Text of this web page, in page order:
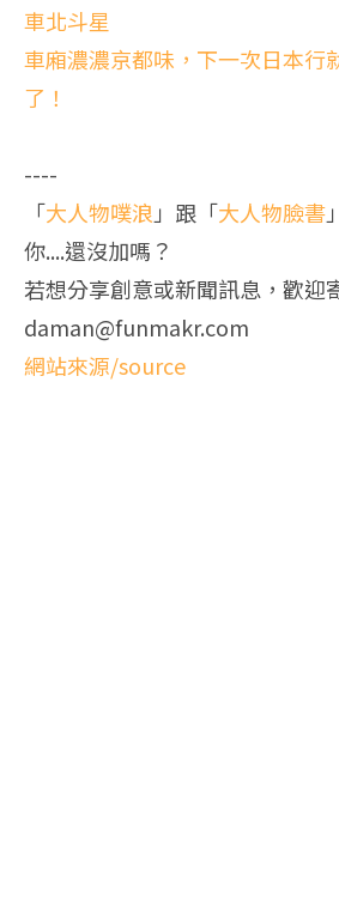
車北斗星
車廂濃濃京都味，下一次日本行
了！
----
「大人物噗浪」跟「大人物臉書
你....還沒加嗎？
若想分享創意或新聞訊息，歡迎
daman@funmakr.com
網站來源/source